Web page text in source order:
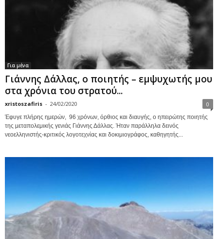
Για μένα
Γιάννης Δάλλας, ο ποιητής – εμψυχωτής μου
στα χρόνια του στρατού...
xristoszafiris - 24/02/2020 0
Έφυγε πλήρης ημερών, 96 χρόνων, όρθιος και διαυγής, ο ηπειρώτης ποιητής
της μεταπολεμικής γενιάς Γιάννης Δάλλας. Ήταν παράλληλα δεινός
νεοελληνιστής-κριτικός λογοτεχνίας και δοκιμιογράφος, καθηγητής...